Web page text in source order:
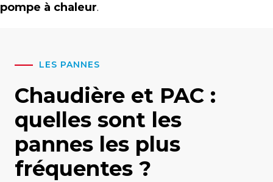
pompe à chaleur.
LES PANNES
Chaudière et PAC :
quelles sont les
pannes les plus
fréquentes ?